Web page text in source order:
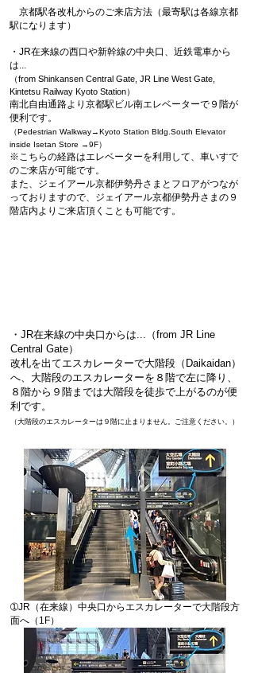
京都駅各改札からのご来店方法（最寄駅は各線京都
駅になります）
・JR在来線の西口や新幹線の中央口、近鉄電車から
は...
（from Shinkansen Central Gate, JR Line West Gate,
Kintetsu Railway Kyoto Station）
南北自由通路より 京都駅ビル南エレベーターで９階が
便利です。
​（Pedestrian Walkway→Kyoto Station Bldg.South Elevator
inside Isetan Store →9F）
※こちらの経路はエレベーターを利用して、車いすで
のご来店が可能です。
また、ジェイアール京都伊勢丹さまとフロアがつなが
っておりますので、 ジェイアール京都伊勢丹さまの９
階店内よりご来店頂くことも可能です。
・JR在来線の中央口からは...（from JR Line
Central Gate）
改札を出てエスカレーターで大階段（Daikaidan）
へ、大階段のエスカレーターを８階で左に降り、
８階から９階までは大階段を徒歩で上がるのが便
利です。
（大階段のエスカレーターは９階に 止まりません。ご注意ください。）
➀​JR（在来線）中央口からエスカレーターで大階段方
面へ（1F）